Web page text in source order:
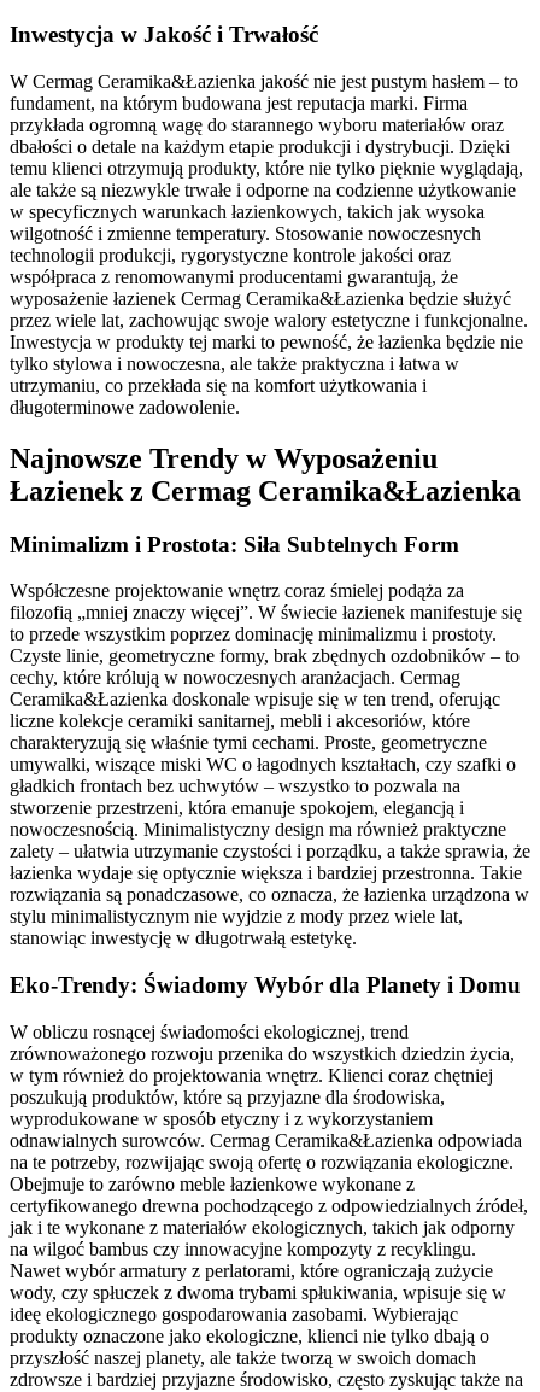
Inwestycja w Jakość i Trwałość
W Cermag Ceramika&Łazienka jakość nie jest pustym hasłem – to
fundament, na którym budowana jest reputacja marki. Firma
przykłada ogromną wagę do starannego wyboru materiałów oraz
dbałości o detale na każdym etapie produkcji i dystrybucji. Dzięki
temu klienci otrzymują produkty, które nie tylko pięknie wyglądają,
ale także są niezwykle trwałe i odporne na codzienne użytkowanie
w specyficznych warunkach łazienkowych, takich jak wysoka
wilgotność i zmienne temperatury. Stosowanie nowoczesnych
technologii produkcji, rygorystyczne kontrole jakości oraz
współpraca z renomowanymi producentami gwarantują, że
wyposażenie łazienek Cermag Ceramika&Łazienka będzie służyć
przez wiele lat, zachowując swoje walory estetyczne i funkcjonalne.
Inwestycja w produkty tej marki to pewność, że łazienka będzie nie
tylko stylowa i nowoczesna, ale także praktyczna i łatwa w
utrzymaniu, co przekłada się na komfort użytkowania i
długoterminowe zadowolenie.
Najnowsze Trendy w Wyposażeniu
Łazienek z Cermag Ceramika&Łazienka
Minimalizm i Prostota: Siła Subtelnych Form
Współczesne projektowanie wnętrz coraz śmielej podąża za
filozofią „mniej znaczy więcej”. W świecie łazienek manifestuje się
to przede wszystkim poprzez dominację minimalizmu i prostoty.
Czyste linie, geometryczne formy, brak zbędnych ozdobników – to
cechy, które królują w nowoczesnych aranżacjach. Cermag
Ceramika&Łazienka doskonale wpisuje się w ten trend, oferując
liczne kolekcje ceramiki sanitarnej, mebli i akcesoriów, które
charakteryzują się właśnie tymi cechami. Proste, geometryczne
umywalki, wiszące miski WC o łagodnych kształtach, czy szafki o
gładkich frontach bez uchwytów – wszystko to pozwala na
stworzenie przestrzeni, która emanuje spokojem, elegancją i
nowoczesnością. Minimalistyczny design ma również praktyczne
zalety – ułatwia utrzymanie czystości i porządku, a także sprawia, że
łazienka wydaje się optycznie większa i bardziej przestronna. Takie
rozwiązania są ponadczasowe, co oznacza, że łazienka urządzona w
stylu minimalistycznym nie wyjdzie z mody przez wiele lat,
stanowiąc inwestycję w długotrwałą estetykę.
Eko-Trendy: Świadomy Wybór dla Planety i Domu
W obliczu rosnącej świadomości ekologicznej, trend
zrównoważonego rozwoju przenika do wszystkich dziedzin życia,
w tym również do projektowania wnętrz. Klienci coraz chętniej
poszukują produktów, które są przyjazne dla środowiska,
wyprodukowane w sposób etyczny i z wykorzystaniem
odnawialnych surowców. Cermag Ceramika&Łazienka odpowiada
na te potrzeby, rozwijając swoją ofertę o rozwiązania ekologiczne.
Obejmuje to zarówno meble łazienkowe wykonane z
certyfikowanego drewna pochodzącego z odpowiedzialnych źródeł,
jak i te wykonane z materiałów ekologicznych, takich jak odporny
na wilgoć bambus czy innowacyjne kompozyty z recyklingu.
Nawet wybór armatury z perlatorami, które ograniczają zużycie
wody, czy spłuczek z dwoma trybami spłukiwania, wpisuje się w
ideę ekologicznego gospodarowania zasobami. Wybierając
produkty oznaczone jako ekologiczne, klienci nie tylko dbają o
przyszłość naszej planety, ale także tworzą w swoich domach
zdrowsze i bardziej przyjazne środowisko, często zyskując także na